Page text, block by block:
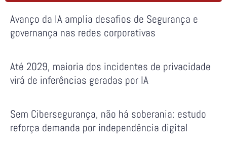
Avanço da IA amplia desafios de Segurança e
governança nas redes corporativas
Até 2029, maioria dos incidentes de privacidade
virá de inferências geradas por IA
Sem Cibersegurança, não há soberania: estudo
reforça demanda por independência digital